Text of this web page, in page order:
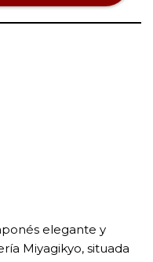
elegante y
Miyagikyo, situada